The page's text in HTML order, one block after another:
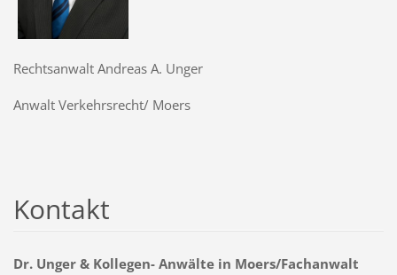
Rechtsanwalt Andreas A. Unger
Anwalt Verkehrsrecht/ Moers
Kontakt
Dr. Unger & Kollegen- Anwälte in Moers/Fachanwalt